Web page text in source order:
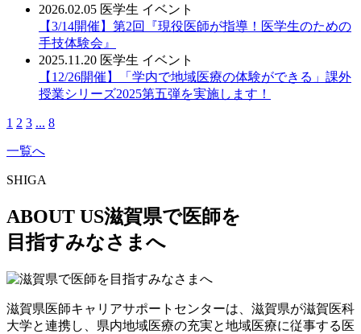
2026.02.05 医学生 イベント
【3/14開催】第2回『現役医師が指導！医学生のための
手技体験会』
2025.11.20 医学生 イベント
【12/26開催】「学内で地域医療の体験ができる」課外
授業シリーズ2025第五弾を実施します！
1 2 3 ... 8
一覧へ
SHIGA
ABOUT US滋賀県で医師を
目指すみなさまへ
滋賀県医師キャリアサポートセンターは、滋賀県が滋賀医科
大学と連携し、県内地域医療の充実と地域医療に従事する医